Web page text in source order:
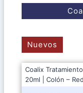
Nuevos
Coalix
20ml | Colón –